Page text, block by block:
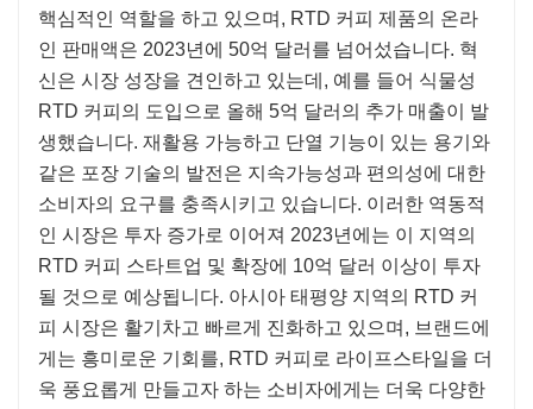
핵심적인 역할을 하고 있으며, RTD 커피 제품의 온라
인 판매액은 2023년에 50억 달러를 넘어섰습니다. 혁
신은 시장 성장을 견인하고 있는데, 예를 들어 식물성
RTD 커피의 도입으로 올해 5억 달러의 추가 매출이 발
생했습니다. 재활용 가능하고 단열 기능이 있는 용기와
같은 포장 기술의 발전은 지속가능성과 편의성에 대한
소비자의 요구를 충족시키고 있습니다. 이러한 역동적
인 시장은 투자 증가로 이어져 2023년에는 이 지역의
RTD 커피 스타트업 및 확장에 10억 달러 이상이 투자
될 것으로 예상됩니다. 아시아 태평양 지역의 RTD 커
피 시장은 활기차고 빠르게 진화하고 있으며, 브랜드에
게는 흥미로운 기회를, RTD 커피로 라이프스타일을 더
욱 풍요롭게 만들고자 하는 소비자에게는 더욱 다양한